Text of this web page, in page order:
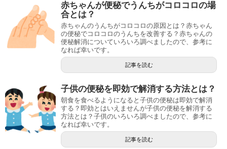
赤ちゃんが便秘でうんちがコロコロの場
合とは？
赤ちゃんのうんちがコロコロの原因とは？赤ちゃん
の便秘でコロコロのうんちを改善する？赤ちゃんの
便秘解消についていろいろ調べましたので、参考に
なれば幸いです。
記事を読む
子供の便秘を即効で解消する方法とは？
朝食を食べるようになると子供の便秘は即効で解消
する？即効とはいえませんが子供の便秘を解消する
方法とは？子供のいろいろ調べましたので、参考に
なれば幸いです。
記事を読む